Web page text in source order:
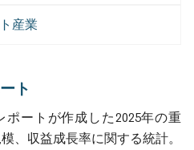
産業
ト
ポートが作成した2025年の重
、収益成長率に関する統計。